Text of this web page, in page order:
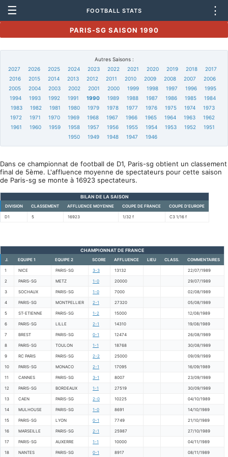
☰ FOOTBALL STATS ⋮
PARIS-SG SAISON 1990
Autres Saisons :
2027
2026 2025 2024 2023 2022 2021 2020 2019 2018
2017
2016
2015 2014 2013 2012 2011 2010 2009 2008 2007
2006
2005
2004 2003 2002 2001 2000 1999 1998 1997 1996
1995
1994
1993 1992 1991 1990 1989 1988 1987 1986 1985
1984
1983
1982 1981 1980 1979 1978 1977 1976 1975 1974
1973
1972
1971 1970 1969 1968 1967 1966 1965 1964 1963
1962
1961
1960 1959 1958 1957 1956 1955 1954 1953 1952
1951
1950
1949 1948 1947 1946
Dans ce championnat de football de D1, Paris-sg obtient un classement
final de 5ème. L'affluence moyenne de spectateurs pour cette saison
de Paris-sg se monte à 16923 spectateurs.
BILAN DE LA SAISON
DIVISION CLASSEMENT AFFLUENCE MOYENNE COUPE DE FRANCE COUPE D'EUROPE
D1 5 16923 1/32 f C3 1/16 f
CHAMPIONNAT DE FRANCE
J. EQUIPE 1 EQUIPE 2 SCORE AFFLUENCE LIEU CLASS. COMMENTAIRES
1 NICE PARIS-SG 3-3 13132 22/07/1989
2 PARIS-SG METZ 1-0 20000 29/07/1989
3 SOCHAUX PARIS-SG 1-0 7000 02/08/1989
4 PARIS-SG MONTPELLIER 2-1 27320 05/08/1989
5 ST-ETIENNE PARIS-SG 1-2 15000 12/08/1989
6 PARIS-SG LILLE 2-1 14310 19/08/1989
7 BREST PARIS-SG 0-1 12474 26/08/1989
8 PARIS-SG TOULON 1-1 18768 30/08/1989
9 RC PARIS PARIS-SG 2-2 25000 09/09/1989
10 PARIS-SG MONACO 2-1 17095 16/09/1989
11 CANNES PARIS-SG 3-1 8007 23/09/1989
12 PARIS-SG BORDEAUX 1-1 27519 30/09/1989
13 CAEN PARIS-SG 2-0 10225 04/10/1989
14 MULHOUSE PARIS-SG 1-0 8691 14/10/1989
15 PARIS-SG LYON 0-1 7749 21/10/1989
16 MARSEILLE PARIS-SG 2-1 25987 27/10/1989
17 PARIS-SG AUXERRE 1-1 10000 04/11/1989
18 NANTES PARIS-SG 0-1 8917 08/11/1989